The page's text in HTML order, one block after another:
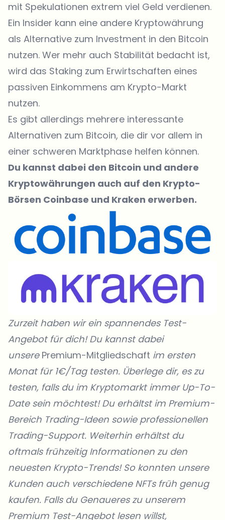
mit Spekulationen extrem viel Geld verdienen.
Ein Insider kann eine andere Kryptowährung
als Alternative zum Investment in den Bitcoin
nutzen. Wer mehr auch Stabilität bedacht ist,
wird das Staking zum Erwirtschaften eines
passiven Einkommens am Krypto-Markt
nutzen.
Es gibt allerdings mehrere interessante
Alternativen zum Bitcoin, die dir vor allem in
einer schweren Marktphase helfen können.
Du kannst dabei den Bitcoin und andere
Kryptowährungen auch auf den Krypto-
Börsen Coinbase und Kraken erwerben.
Zurzeit haben wir ein spannendes Test-
Angebot für dich! Du kannst dabei
unsere Premium-Mitgliedschaft im ersten
Monat für 1€/Tag testen. Überlege dir, es zu
testen, falls du im Kryptomarkt immer Up-To-
Date sein möchtest! Du erhältst im Premium-
Bereich Trading-Ideen sowie professionellen
Trading-Support. Weiterhin erhältst du
oftmals frühzeitig Informationen zu den
neuesten Krypto-Trends! So konnten unsere
Kunden auch verschiedene NFTs früh genug
kaufen. Falls du Genaueres zu unserem
Premium Test-Angebot lesen willst,